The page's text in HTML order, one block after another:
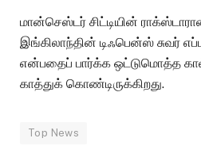
மான்செஸ்டர் சிட்டியின்
இங்கிலாந்தின் டிஃபென்ஸ் சுவர்
என்பதைப் பார்க்க ஒட்டுமொத்த
காத்துக் கொண்டிருக்கிறது.
Top News